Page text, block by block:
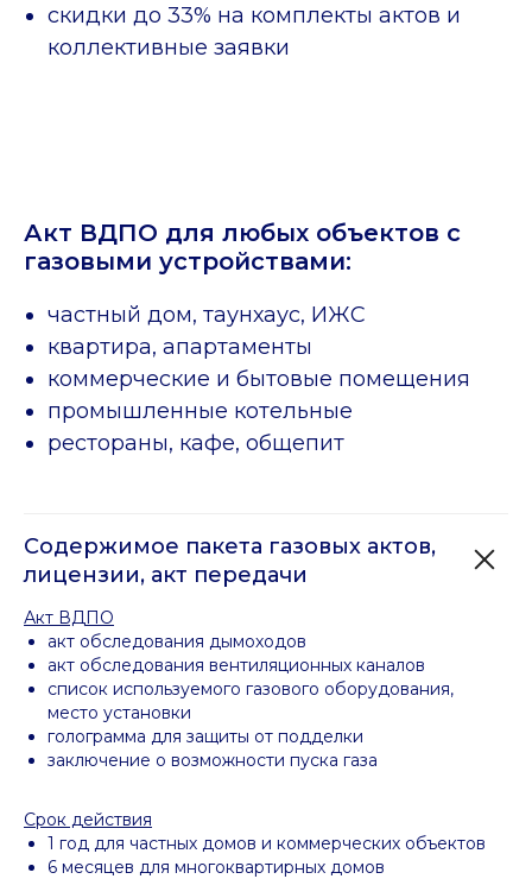
скидки до 33% на комплекты актов и
коллективные заявки
Акт ВДПО для любых объектов с
газовыми устройствами:
частный дом, таунхаус, ИЖС
квартира, апартаменты
коммерческие и бытовые помещения
промышленные котельные
рестораны, кафе, общепит
Содержимое пакета газовых актов,
лицензии, акт передачи
Акт ВДПО
акт обследования дымоходов
акт обследования вентиляционных каналов
список используемого газового оборудования,
место установки
голограмма для защиты от подделки
заключение о возможности пуска газа
Срок действия
1 год для частных домов и коммерческих объектов
6 месяцев для многоквартирных домов